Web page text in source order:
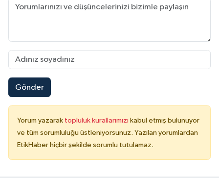
Gönder
Yorum yazarak topluluk kurallarımızı kabul etmiş bulunuyor
ve tüm sorumluluğu üstleniyorsunuz. Yazılan yorumlardan
EtikHaber hiçbir şekilde sorumlu tutulamaz.